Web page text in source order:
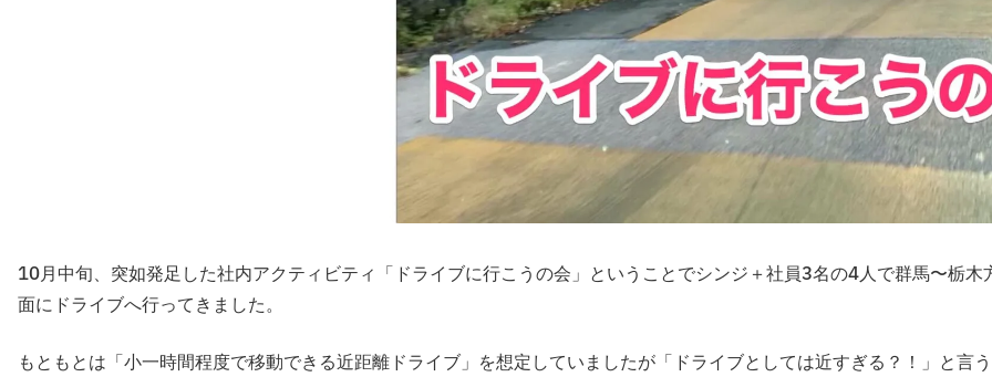
10月中旬、突如発足した社内アクティビティ「ドライブに行こうの会」ということでシンジ＋社員3名の4人で群馬〜栃木
面にドライブへ行ってきました。
もともとは「小一時間程度で移動できる近距離ドライブ」を想定していましたが「ドライブとしては近すぎる？！」と言